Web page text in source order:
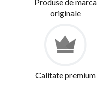
Produse de marca
originale
Calitate premium